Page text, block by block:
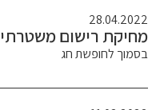
28.04.2022
מחיקת רישום משטרתי
בסמוך לחופשת חג